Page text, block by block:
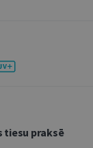
tiesu praksē